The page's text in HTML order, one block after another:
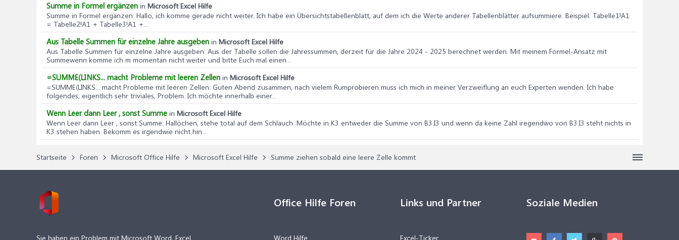
Summe in Formel ergänzen in Microsoft Excel Hilfe
Summe in Formel ergänzen: Hallo, ich komme gerade nicht weiter. Ich habe ein Übersichtstabellenblatt, auf dem ich die Werte anderer Tabellenblätter aufsummiere. Beispiel: Tabelle1!A1
= Tabelle2!A1 + Tabelle3!A1 +...
Aus Tabelle Summen für einzelne Jahre ausgeben in Microsoft Excel Hilfe
Aus Tabelle Summen für einzelne Jahre ausgeben: Aus der Tabelle sollen die Jahressummen, derzeit für die Jahre 2024 - 2025 berechnet werden. Mit meinem Formel-Ansatz mit
Summewenn komme ich m momentan nicht weiter und bitte Euch mal einen...
=SUMME(LINKS... macht Probleme mit leeren Zellen in Microsoft Excel Hilfe
=SUMME(LINKS... macht Probleme mit leeren Zellen: Guten Abend zusammen, nach vielem Rumprobieren muss ich mich in meiner Verzweiflung an euch Experten wenden. Ich habe
folgendes, eigentlich sehr triviales, Problem. Ich möchte innerhalb einer...
Wenn Leer dann Leer , sonst Summe in Microsoft Excel Hilfe
Wenn Leer dann Leer , sonst Summe: Hallöchen, stehe total auf dem Schlauch. Möchte in K3 entweder die Summe von B3:I3 und wenn da keine Zahl iregendwo von B3:I3 steht nichts in
K3 stehen haben. Bekomm es irgendwie nicht hin...
Startseite Foren Microsoft Office Hilfe Microsoft Excel Hilfe Summe ziehen sobald eine leere Zelle kommt
Sie haben ein Problem mit Microsoft Word, Excel,
Office Hilfe Foren
Word Hilfe
Links und Partner
Excel-Ticker
Soziale Medien